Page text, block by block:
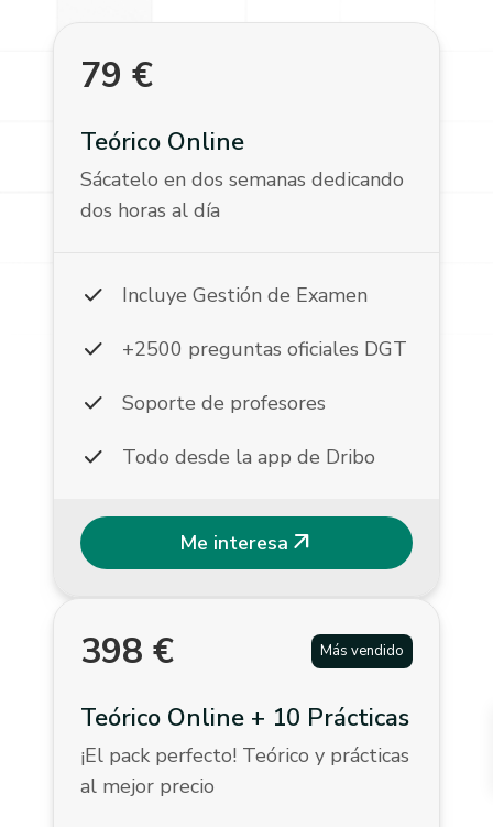
79 €
Teórico Online
Sácatelo en dos semanas dedicando
dos horas al día
check Incluye Gestión de Examen
check +2500 preguntas oficiales DGT
check Soporte de profesores
check Todo desde la app de Dribo
Me interesa arrow_outward
398 € Más vendido
Teórico Online + 10 Prácticas
¡El pack perfecto! Teórico y prácticas
al mejor precio